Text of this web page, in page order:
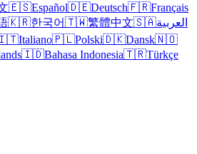
🇪🇸Español🇩🇪Deutsch🇫🇷Français
🇰🇷한국어🇹🇼繁體中文🇸🇦العربية
Italiano🇵🇱Polski🇩🇰Dansk🇳🇴
🇮🇩Bahasa Indonesia🇹🇷Türkçe